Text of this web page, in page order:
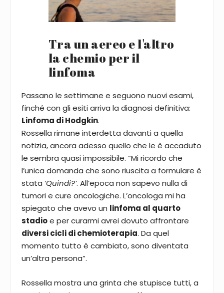
Tra un aereo e l'altro
la chemio per il
linfoma
Passano le settimane e seguono nuovi esami,
finché con gli esiti arriva la diagnosi definitiva:
Linfoma di Hodgkin.
Rossella rimane interdetta davanti a quella
notizia, ancora adesso quello che le è accaduto
le sembra quasi impossibile. “Mi ricordo che
l’unica domanda che sono riuscita a formulare è
stata ‘Quindi?’. All’epoca non sapevo nulla di
tumori e cure oncologiche. L’oncologa mi ha
spiegato che avevo un linfoma al quarto
stadioe per curarmi avrei dovuto affrontare
diversi cicli di chemioterapia. Da quel
momento tutto è cambiato, sono diventata
un’altra persona”.
Rossella mostra una grinta che stupisce tutti, a